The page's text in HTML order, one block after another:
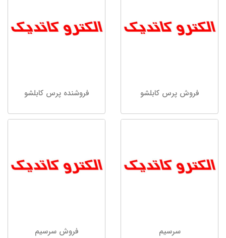
فروش پرس کابلشو فروشنده پرس کابلشو
سرسیم فروش سرسیم